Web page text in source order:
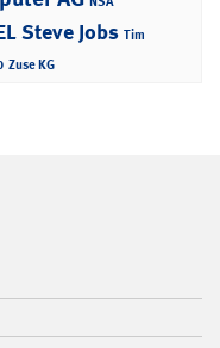
Steve Jobs Tim
Zuse KG